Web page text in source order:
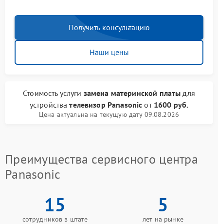
Получить консультацию
Наши цены
Стоимость услуги замена материнской платы для
устройствателевизор Panasonic от 1600 руб.
Цена актуальна на текущую дату 09.08.2026
Преимущества сервисного центра
Panasonic
15
сотрудников в штате
5
лет на рынке